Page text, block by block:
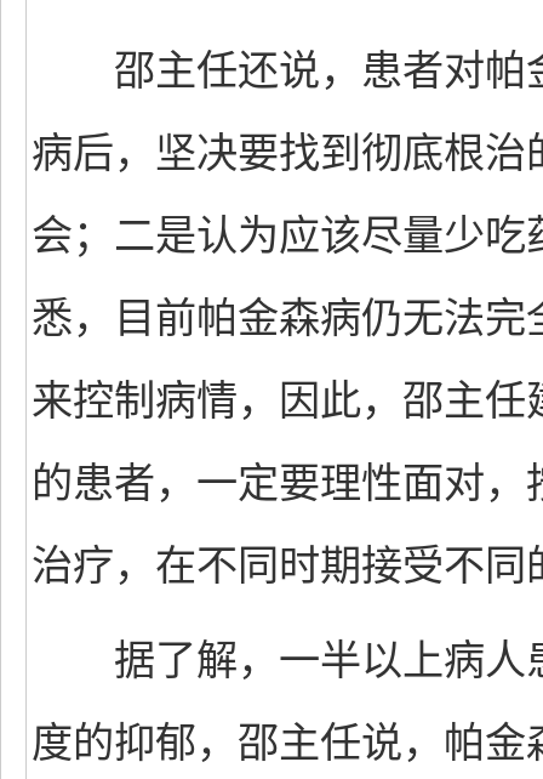
邵主任还说，患者对帕
病后，坚决要找到彻底根
会；二是认为应该尽量少
悉，目前帕金森病仍无法
来控制病情，因此，邵主
的患者，一定要理性面对
治疗，在不同时期接受不同
据了解，一半以上病人
度的抑郁，邵主任说，帕